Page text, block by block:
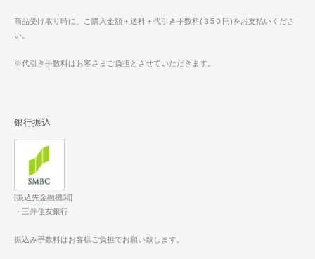
商品受け取り時に、ご購入金額＋送料＋代引き手数料(３5０円)をお支払いくださ
い。
※代引き手数料はお客さまご負担とさせていただきます。
銀行振込
[振込先金融機関]
・三井住友銀行
振込み手数料はお客様ご負担でお願い致します。